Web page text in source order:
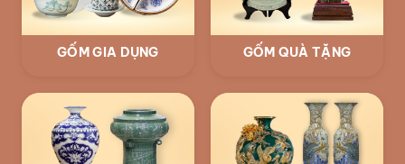
GỐM GIA DỤNG GỐM QUÀ TẶNG